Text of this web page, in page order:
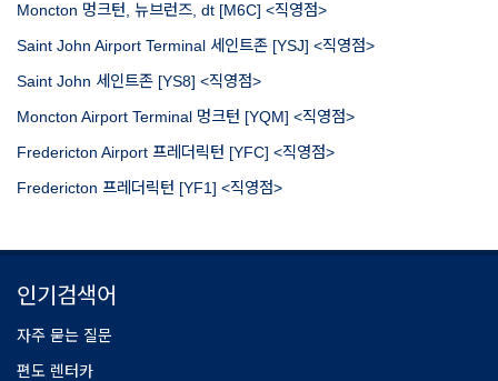
Moncton 멍크턴, 뉴브런즈, dt [M6C] <직영점>
Saint John Airport Terminal 세인트존 [YSJ] <직영점>
Saint John 세인트존 [YS8] <직영점>
Moncton Airport Terminal 멍크턴 [YQM] <직영점>
Fredericton Airport 프레더릭턴 [YFC] <직영점>
Fredericton 프레더릭턴 [YF1] <직영점>
인기검색어
자주 묻는 질문
편도 렌터카